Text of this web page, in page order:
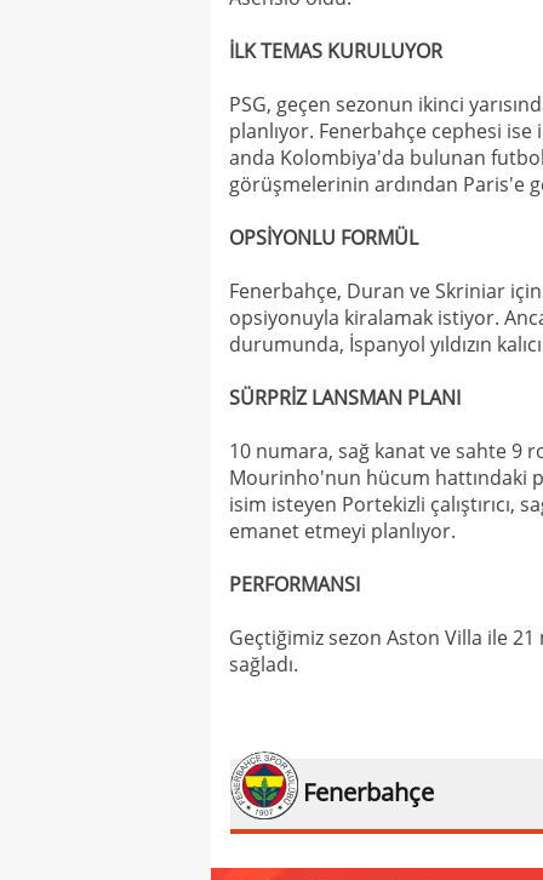
İLK TEMAS KURULUYOR
PSG, geçen sezonun ikinci
planlıyor. Fenerbahçe cephesi
anda Kolombiya'da bulunan
görüşmelerinin ardından Paris'e
OPSİYONLU FORMÜL
Fenerbahçe, Duran ve Skriniar
opsiyonuyla kiralamak istiyor.
durumunda, İspanyol yıldızın
SÜRPRİZ LANSMAN PLANI
10 numara, sağ kanat ve sahte 9
Mourinho'nun hücum hattındaki
isim isteyen Portekizli çalıştırıcı,
emanet etmeyi planlıyor.
PERFORMANSI
Geçtiğimiz sezon Aston Villa ile 21
sağladı.
Fenerbahçe